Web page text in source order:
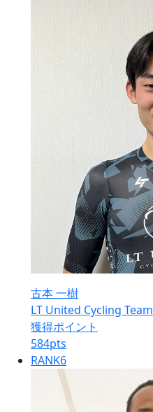
古本 一樹
LT United Cycling Team
獲得ポイント
584pts
RANK6